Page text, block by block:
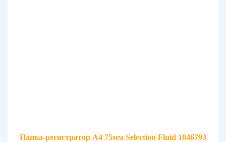
Папка-регистратор А4 75мм Selection Fluid 1046793